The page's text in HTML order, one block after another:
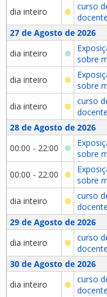
dia inteiro
curso
docente
27 de Agosto de 2026
dia inteiro
sobre
dia inteiro
sobre
dia inteiro
curso
docente
28 de Agosto de 2026
00:00 - 22:00
sobre
00:00 - 22:00
sobre
dia inteiro
curso
docente
29 de Agosto de 2026
dia inteiro
curso
docente
30 de Agosto de 2026
dia inteiro
curso
docente